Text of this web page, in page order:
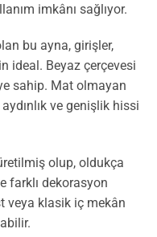
imkânı sağlıyor.
bu ayna, girişler,
ideal. Beyaz çerçevesi
sahip. Mat olmayan
ve genişlik hissi
olup, oldukça
farklı dekorasyon
veya klasik iç mekân